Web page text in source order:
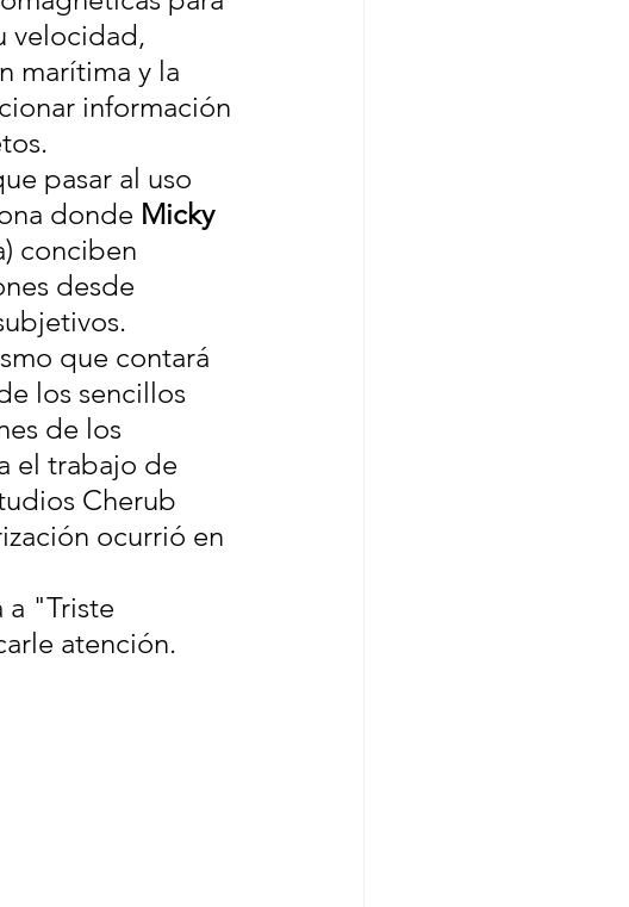
velocidad,
marítima y la
información
pasar al uso
donde Micky
conciben
desde
que contará
los sencillos
de los
el trabajo de
Cherub
ocurrió en
a "Triste
atención.